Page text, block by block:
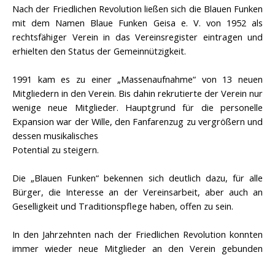
Nach der Friedlichen Revolution ließen sich die Blauen Funken
mit dem Namen Blaue Funken Geisa e. V. von 1952 als
rechtsfähiger Verein in das Vereinsregister eintragen und
erhielten den Status der Gemeinnützigkeit.
1991 kam es zu einer „Massenaufnahme“ von 13 neuen
Mitgliedern in den Verein. Bis dahin rekrutierte der Verein nur
wenige neue Mitglieder. Hauptgrund für die personelle
Expansion war der Wille, den Fanfarenzug zu vergrößern und
dessen musikalisches
Potential zu steigern.
Die „Blauen Funken“ bekennen sich deutlich dazu, für alle
Bürger, die Interesse an der Vereinsarbeit, aber auch an
Geselligkeit und Traditionspflege haben, offen zu sein.
In den Jahrzehnten nach der Friedlichen Revolution konnten
immer wieder neue Mitglieder an den Verein gebunden